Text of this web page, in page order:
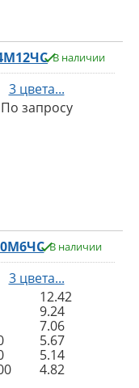
В наличии
3 цвета...
По запросу
В наличии
3 цвета...
12.42
9.24
7.06
5.67
5.14
4.82